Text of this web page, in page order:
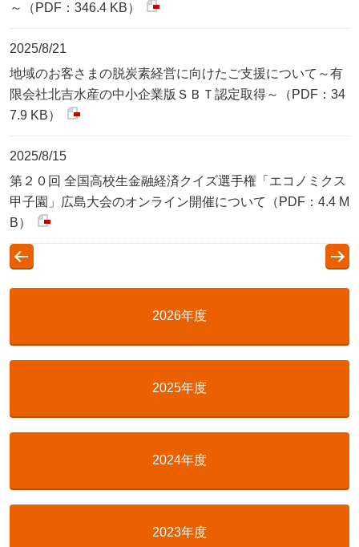
～（PDF：346.4 KB）
2025/8/21
地域のお客さまの脱炭素経営に向けたご支援について～有
限会社北吉水産の中小企業版ＳＢＴ認定取得～（PDF：34
7.9 KB）
2025/8/15
第２０回 全国高校生金融経済クイズ選手権「エコノミクス
甲子園」広島大会のオンライン開催について（PDF：4.4 M
B）
2026年度
2025年度
2024年度
2023年度